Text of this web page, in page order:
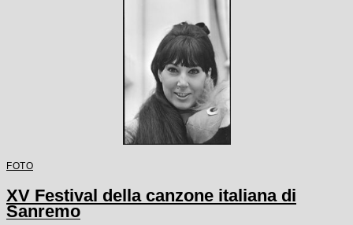
FOTO
XV Festival della canzone italiana di
Sanremo